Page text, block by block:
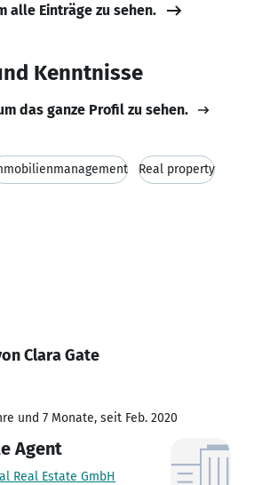
alle Einträge zu sehen.
Kenntnisse
das ganze Profil zu sehen.
Real property
Clara Gate
und 7 Monate, seit Feb. 2020
Agent
Real Estate GmbH